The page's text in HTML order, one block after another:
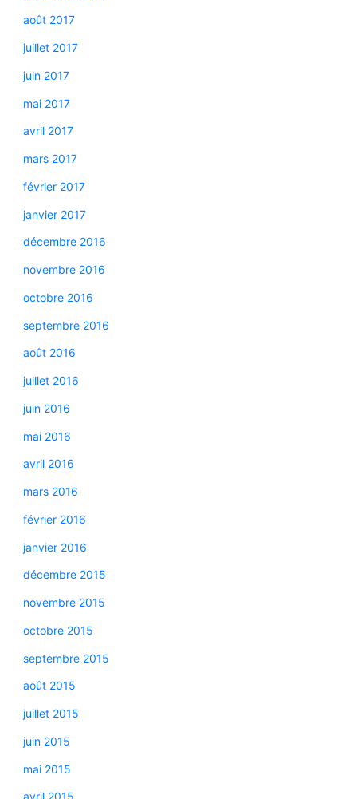
août 2017
juillet 2017
juin 2017
mai 2017
avril 2017
mars 2017
février 2017
janvier 2017
décembre 2016
novembre 2016
octobre 2016
septembre 2016
août 2016
juillet 2016
juin 2016
mai 2016
avril 2016
mars 2016
février 2016
janvier 2016
décembre 2015
novembre 2015
octobre 2015
septembre 2015
août 2015
juillet 2015
juin 2015
mai 2015